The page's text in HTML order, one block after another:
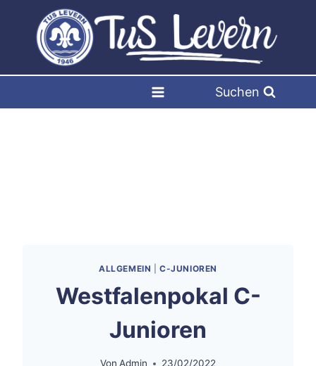
springen
Suchen
ALLGEMEIN |C-JUNIOREN
Westfalenpokal C-
Junioren
Von Admin 23/02/2022